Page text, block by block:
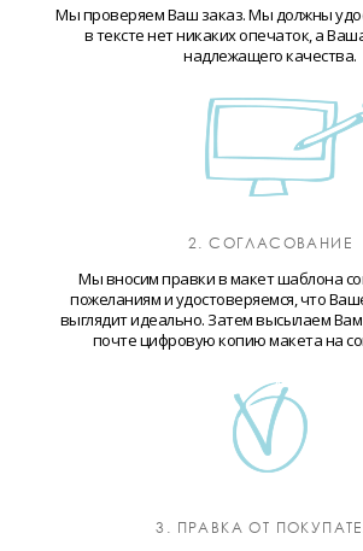
Мы проверяем Ваш заказ. Мы должны
в тексте нет никаких опечаток, а
надлежащего качества.
2. СОГЛАСОВАНИЕ
Мы вносим правки в макет шаблона
пожеланиям и удостоверяемся, что
выглядит идеально. Затем высылаем
почте цифровую копию макета на
3. ПРАВКА ОТ